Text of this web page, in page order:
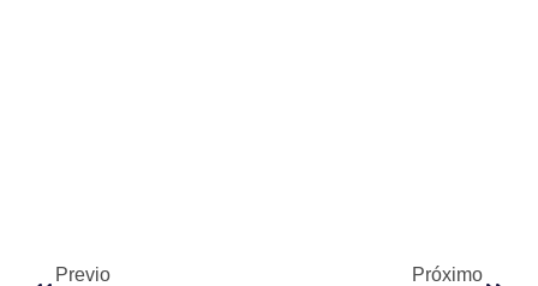
Previo Próximo